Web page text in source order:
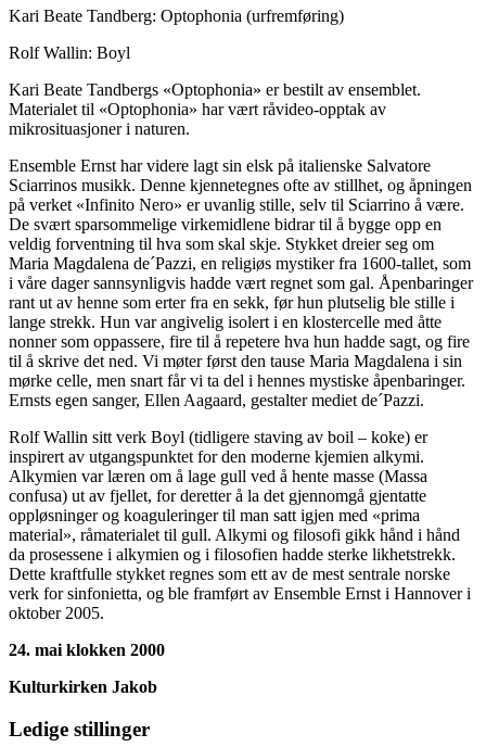
Kari Beate Tandberg: Optophonia (urfremføring)
Rolf Wallin: Boyl
Kari Beate Tandbergs «Optophonia» er bestilt av ensemblet.
Materialet til «Optophonia» har vært råvideo-opptak av
mikrosituasjoner i naturen.
Ensemble Ernst har videre lagt sin elsk på italienske Salvatore
Sciarrinos musikk. Denne kjennetegnes ofte av stillhet, og åpningen
på verket «Infinito Nero» er uvanlig stille, selv til Sciarrino å være.
De svært sparsommelige virkemidlene bidrar til å bygge opp en
veldig forventning til hva som skal skje. Stykket dreier seg om
Maria Magdalena de´Pazzi, en religiøs mystiker fra 1600-tallet, som
i våre dager sannsynligvis hadde vært regnet som gal. Åpenbaringer
rant ut av henne som erter fra en sekk, før hun plutselig ble stille i
lange strekk. Hun var angivelig isolert i en klostercelle med åtte
nonner som oppassere, fire til å repetere hva hun hadde sagt, og fire
til å skrive det ned. Vi møter først den tause Maria Magdalena i sin
mørke celle, men snart får vi ta del i hennes mystiske åpenbaringer.
Ernsts egen sanger, Ellen Aagaard, gestalter mediet de´Pazzi.
Rolf Wallin sitt verk Boyl (tidligere staving av boil – koke) er
inspirert av utgangspunktet for den moderne kjemien alkymi.
Alkymien var læren om å lage gull ved å hente masse (Massa
confusa) ut av fjellet, for deretter å la det gjennomgå gjentatte
oppløsninger og koaguleringer til man satt igjen med «prima
material», råmaterialet til gull. Alkymi og filosofi gikk hånd i hånd
da prosessene i alkymien og i filosofien hadde sterke likhetstrekk.
Dette kraftfulle stykket regnes som ett av de mest sentrale norske
verk for sinfonietta, og ble framført av Ensemble Ernst i Hannover i
oktober 2005.
24. mai klokken 2000
Kulturkirken Jakob
Ledige stillinger